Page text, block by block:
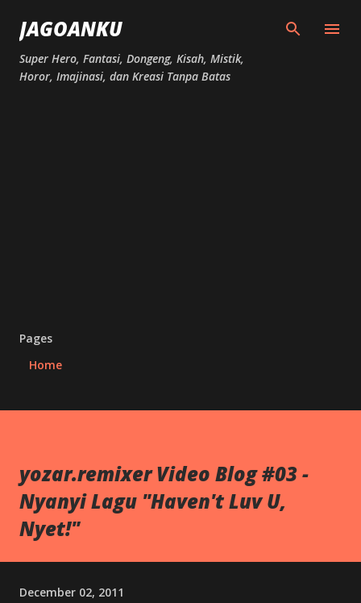
JAGOANKU
Super Hero, Fantasi, Dongeng, Kisah, Mistik,
Horor, Imajinasi, dan Kreasi Tanpa Batas
Pages
Home
yozar.remixer Video Blog #03 -
Nyanyi Lagu "Haven't Luv U,
Nyet!"
December 02, 2011